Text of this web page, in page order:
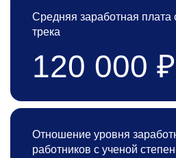
Средняя заработная плата
трека
120 000 ₽
Отношение уровня
работников с ученой